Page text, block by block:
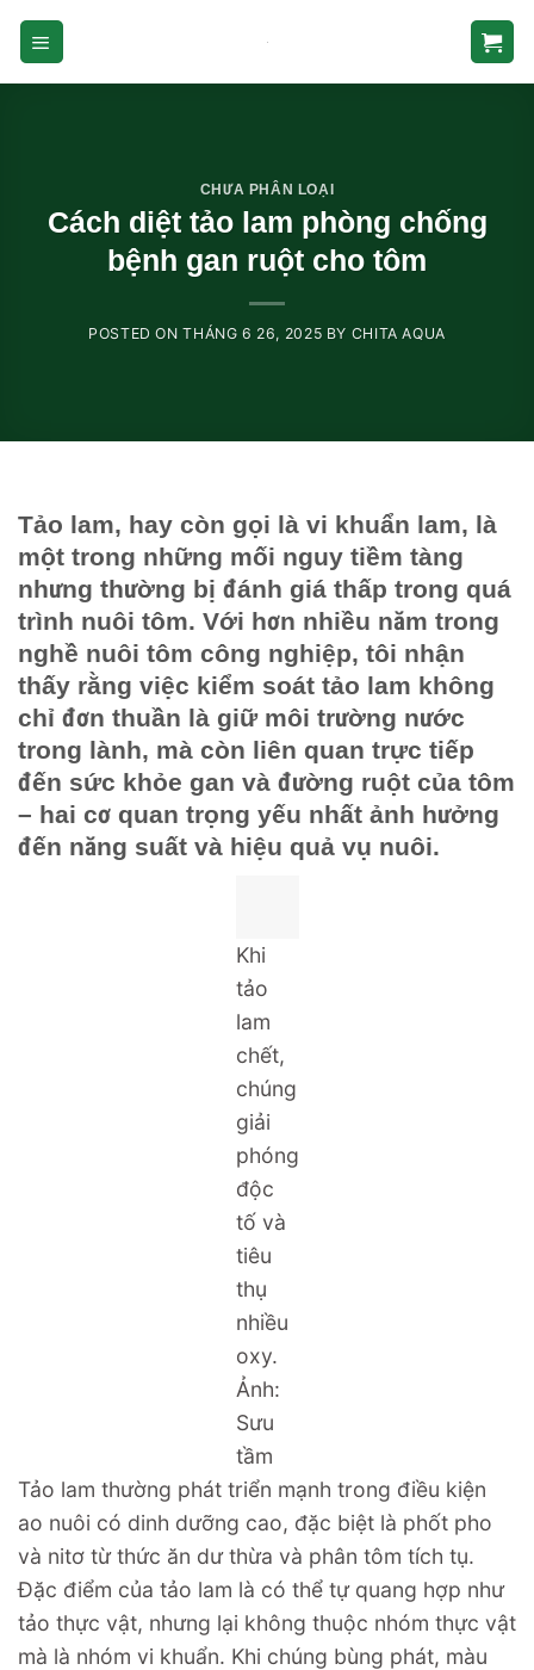
Skip
content
CHƯA PHÂN LOẠI
Cách diệt tảo lam phòng chống
bệnh gan ruột cho tôm
POSTED ONTHÁNG 6 26, 2025 BY CHITA AQUA
Tảo lam, hay còn gọi là vi khuẩn lam, là
một trong những mối nguy tiềm tàng
nhưng thường bị đánh giá thấp trong quá
trình nuôi tôm. Với hơn nhiều năm trong
nghề nuôi tôm công nghiệp, tôi nhận
thấy rằng việc kiểm soát tảo lam không
chỉ đơn thuần là giữ môi trường nước
trong lành, mà còn liên quan trực tiếp
đến sức khỏe gan và đường ruột của tôm
– hai cơ quan trọng yếu nhất ảnh hưởng
đến năng suất và hiệu quả vụ nuôi.
Khi
tảo
lam
chết,
chúng
giải
phóng
độc
tố và
tiêu
thụ
nhiều
oxy.
Ảnh:
Sưu
tầm
Tảo lam thường phát triển mạnh trong điều kiện
ao nuôi có dinh dưỡng cao, đặc biệt là phốt pho
và nitơ từ thức ăn dư thừa và phân tôm tích tụ.
Đặc điểm của tảo lam là có thể tự quang hợp như
tảo thực vật, nhưng lại không thuộc nhóm thực vật
mà là nhóm vi khuẩn. Khi chúng bùng phát, màu